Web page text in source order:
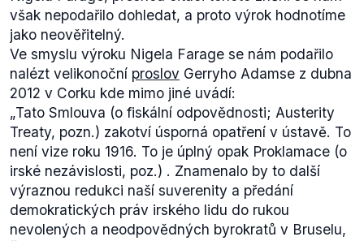
však nepodařilo dohledat, a proto výrok hodnotíme
jako neověřitelný.
Ve smyslu výroku Nigela Farage se nám podařilo
nalézt velikonoční proslov Gerryho Adamse z dubna
2012 v Corku kde mimo jiné uvádí:
„Tato Smlouva (o fiskální odpovědnosti; Austerity
Treaty, pozn.) zakotví úsporná opatření v ústavě. To
není vize roku 1916. To je úplný opak Proklamace (o
irské nezávislosti, poz.) . Znamenalo by to další
výraznou redukci naší suverenity a předání
demokratických práv irského lidu do rukou
nevolených a neodpovědných byrokratů v Bruselu,